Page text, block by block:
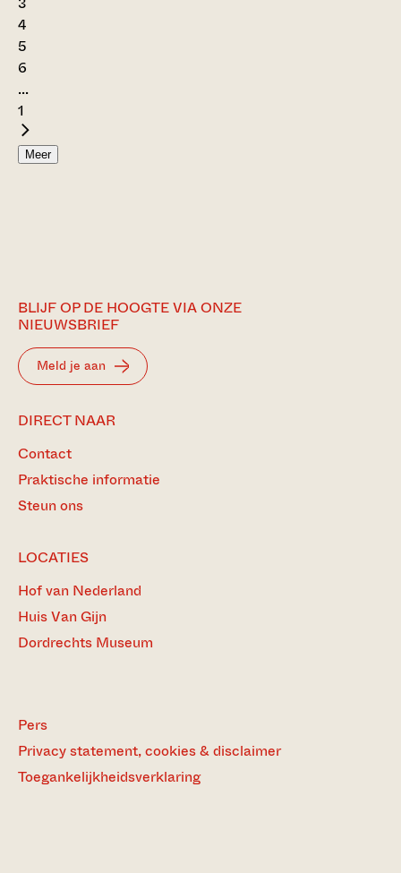
4
5
6
...
1
Meer
BLIJF OP DE HOOGTE VIA ONZE
NIEUWSBRIEF
Meld je aan
DIRECT NAAR
Contact
Praktische informatie
Steun ons
LOCATIES
Hof van Nederland
Huis Van Gijn
Dordrechts Museum
Pers
Privacy statement, cookies & disclaimer
Toegankelijkheidsverklaring